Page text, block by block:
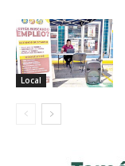
Local